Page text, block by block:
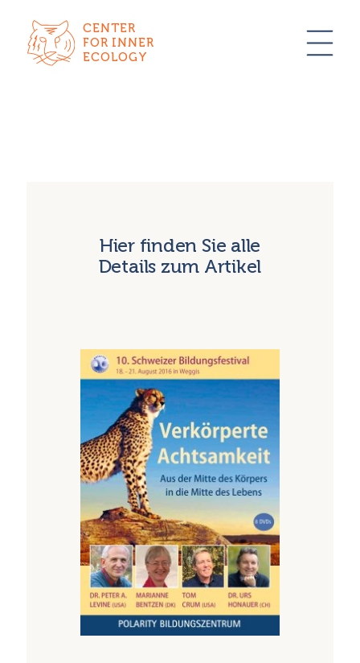
CENTER
FOR INNER
ECOLOGY
Hier finden Sie alle
Details zum Artikel